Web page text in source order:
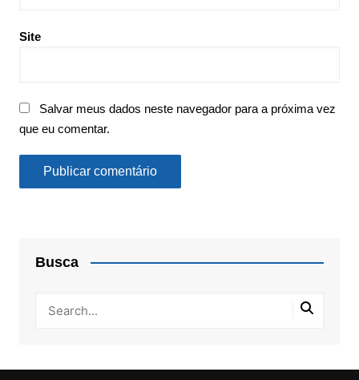
Site
Salvar meus dados neste navegador para a próxima vez
que eu comentar.
Busca